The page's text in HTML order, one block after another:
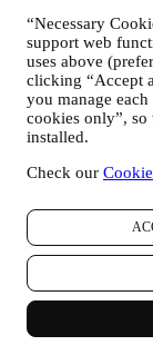
“Necessary
support web
uses above
clicking “Accept
you manage
cookies only”,
installed.
Check our
OM UW
TE
Wij zullen uw
relatie met u,
gebruik van
moeten we
contractuele
en controle,
veiligheid,
analyse. Af
operationele
om u een